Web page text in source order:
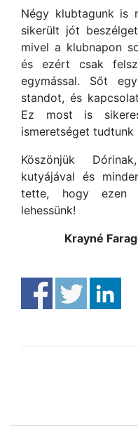
Négy klubtagunk is
sikerült jót
mivel a klubnapon
és ezért csak
egymással. Sőt
standot, és
Ez most is
ismeretséget
Köszönjük
kutyájával és
tette, hogy ezen
lehessünk!
Krayné